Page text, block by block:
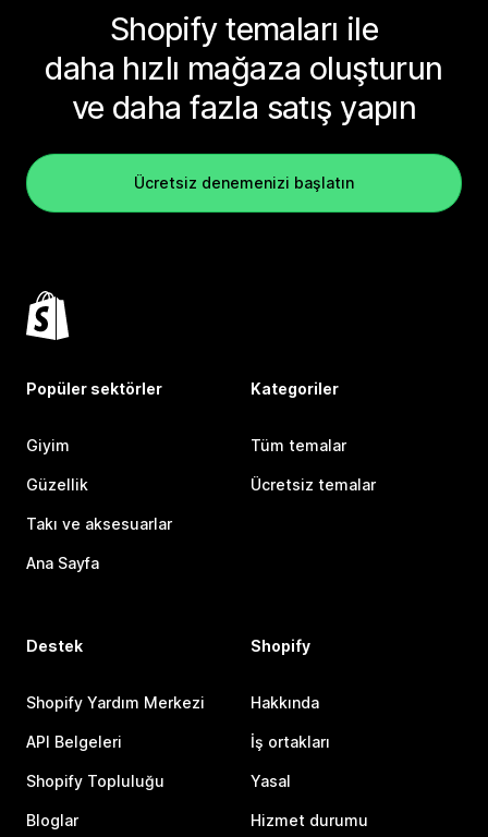
Shopify temaları ile
daha hızlı mağaza oluşturun
ve daha fazla satış yapın
Ücretsiz denemenizi başlatın
Popüler sektörler
Giyim
Güzellik
Takı ve aksesuarlar
Ana Sayfa
Kategoriler
Tüm temalar
Ücretsiz temalar
Destek
Shopify Yardım Merkezi
API Belgeleri
Shopify Topluluğu
Bloglar
Shopify
Hakkında
İş ortakları
Yasal
Hizmet durumu